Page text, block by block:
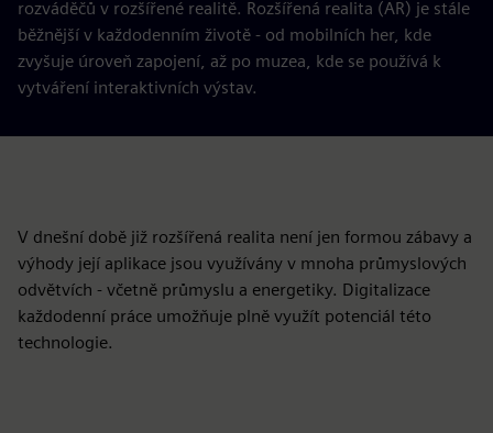
rozváděčů v rozšířené realitě. Rozšířená realita (AR) je stále
běžnější v každodenním životě - od mobilních her, kde
zvyšuje úroveň zapojení, až po muzea, kde se používá k
vytváření interaktivních výstav.
V dnešní době již rozšířená realita není jen formou zábavy a
výhody její aplikace jsou využívány v mnoha průmyslových
odvětvích - včetně průmyslu a energetiky. Digitalizace
každodenní práce umožňuje plně využít potenciál této
technologie.